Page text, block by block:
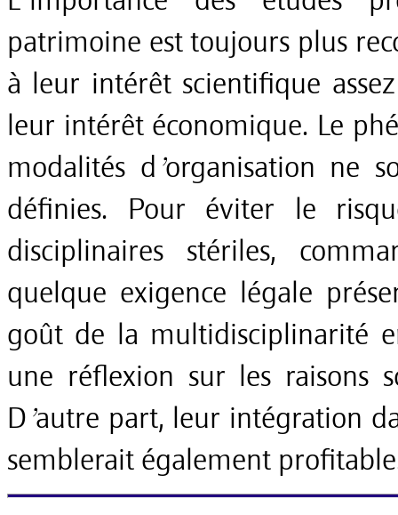
patrimoine est toujours plus
à leur intérêt scientifique
leur intérêt économique. Le
modalités d’organisation ne
définies. Pour éviter le
disciplinaires stériles,
quelque exigence légale
goût de la multidisciplinarité
une réflexion sur les raisons
D’autre part, leur intégration
semblerait également